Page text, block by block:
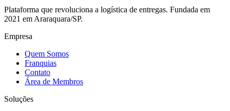
Plataforma que revoluciona a logística de entregas. Fundada em
2021 em Araraquara/SP.
Empresa
Quem Somos
Franquias
Contato
Área de Membros
Soluções